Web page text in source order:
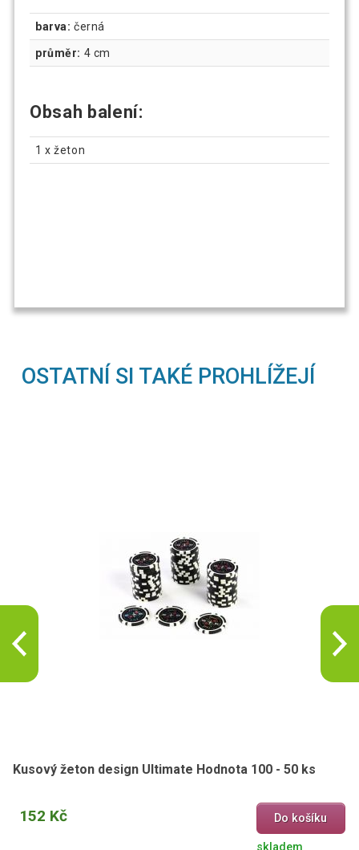
barva: černá
průměr: 4 cm
Obsah balení:
1 x žeton
OSTATNÍ SI TAKÉ PROHLÍŽEJÍ
Kusový žeton design Ultimate Hodnota 100 - 50 ks
152 Kč Do košíku